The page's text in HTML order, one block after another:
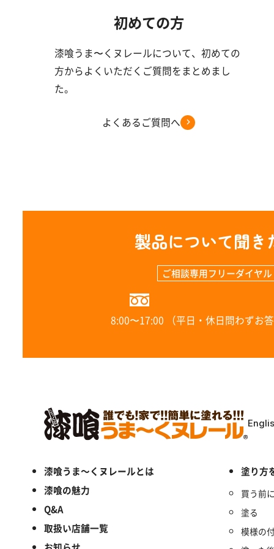
初めての方
漆喰うま〜くヌレールについて、初めての
方からよくいただくご質問をまとめまし
た。
よくあるご質問へ
製品について聞き
ご相談専用フリーダイヤル
8:00〜17:00 （平日・休日問わずお答
漆喰うま～くヌレールとは
漆喰の魅力
Q&A
取扱い店舗一覧
塗り方
買う前
塗る
模様の